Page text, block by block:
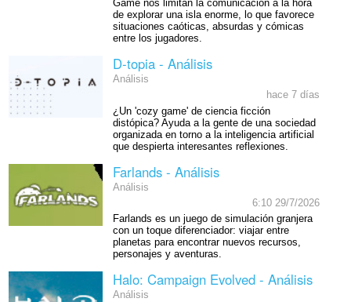
Game nos limitan la comunicación a la hora
de explorar una isla enorme, lo que favorece
situaciones caóticas, absurdas y cómicas
entre los jugadores.
D-topia - Análisis
Análisis
hace 7 días
¿Un 'cozy game' de ciencia ficción
distópica? Ayuda a la gente de una sociedad
organizada en torno a la inteligencia artificial
que despierta interesantes reflexiones.
Farlands - Análisis
Análisis
6:10 29/7/2026
Farlands es un juego de simulación granjera
con un toque diferenciador: viajar entre
planetas para encontrar nuevos recursos,
personajes y aventuras.
Halo: Campaign Evolved - Análisis
Análisis